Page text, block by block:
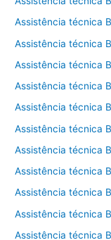
Assistência técnica
Assistência técnica
Assistência técnica
Assistência técnica
Assistência técnica
Assistência técnica
Assistência técnica
Assistência técnica
Assistência técnica
Assistência técnica
Assistência técnica